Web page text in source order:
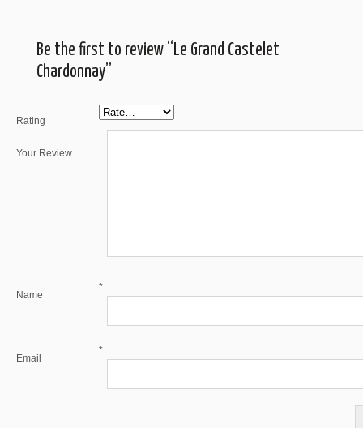
Be the first to review “Le Grand Castelet
Chardonnay”
Rating
Your Review
Name
*
Email
*